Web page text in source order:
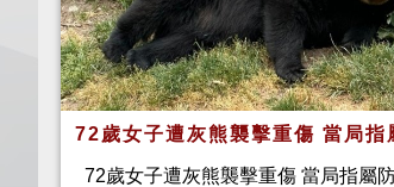
72歲女子遭灰熊襲擊重傷 當局
72歲女子遭灰熊襲擊重傷 當局指屬